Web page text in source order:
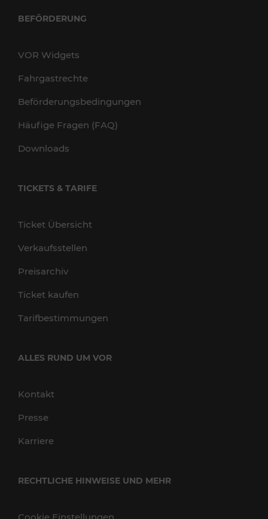
BEFÖRDERUNG
VOR Widgets
Fahrgastrechte
Beförderungsbedingungen
Häufige Fragen (FAQ)
Downloads
TICKETS & TARIFE
Ticket Übersicht
Verkaufsstellen
Preisarchiv
Ticket kaufen
Tarifbestimmungen
ALLES RUND UM VOR
Kontakt
Presse
Karriere
RECHTLICHE HINWEISE UND MEHR